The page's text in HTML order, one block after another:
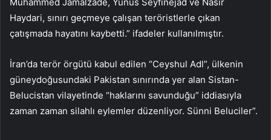
Haydari, sınırı geçmeye çalışan teröristlerle çıkan
çatışmada hayatını kaybetti.” ifadeler kullanılmıştır.
İran’da terör örgütü kabul edilen “Ceyshul Adl”, ülkenin
güneydoğusundaki Pakistan sınırında yer alan Sistan-
Belucistan vilayetinde “haklarını savunduğu” iddiasıyla
zaman zaman silahlı eylemler düzenliyor. Sünni Beluciler”.